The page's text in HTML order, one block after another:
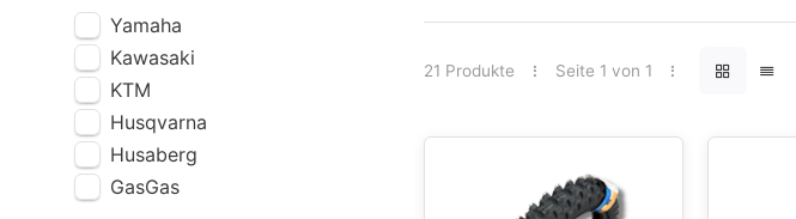
Yamaha
Kawasaki
KTM
Husqvarna
Husaberg
GasGas
21 Produkte Seite 1 von 1